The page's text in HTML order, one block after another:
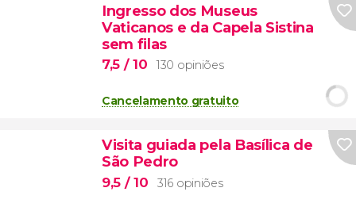
Ingresso dos Museus
Vaticanos e da Capela Sistina
sem filas
7,5 / 10 130 opiniões
Cancelamento gratuito
Visita guiada pela Basílica de
São Pedro
9,5 / 10 316 opiniões